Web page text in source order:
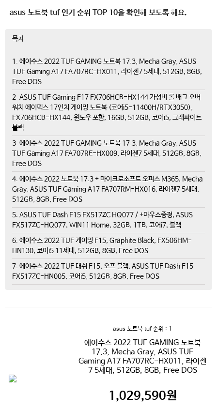
asus 노트북 tuf 인기 순위 TOP 10을 확인해 보도록 해요.
목차
1. 에이수스 2022 TUF GAMING 노트북 17.3, Mecha Gray, ASUS
TUF Gaming A17 FA707RC-HX011, 라이젠7 5세대, 512GB, 8GB,
Free DOS
2. ASUS TUF Gaming F17 FX706HCB-HX144 가성비 롤 배그 오버
워치 에이펙스 17인치 게이밍 노트북 (코어i5-11400H/RTX3050),
FX706HCB-HX144, 윈도우 포함, 16GB, 512GB, 코어i5, 그래파이트
블랙
3. 에이수스 2022 TUF GAMING 노트북 17.3, Mecha Gray, ASUS
TUF Gaming A17 FA707RE-HX009, 라이젠7 5세대, 512GB, 8GB,
Free DOS
4. 에이수스 2022 노트북 17.3 + 마이크로소프트 오피스 M365, Mecha
Gray, ASUS TUF Gaming A17 FA707RM-HX016, 라이젠7 5세대,
512GB, 8GB, Free DOS
5. ASUS TUF Dash F15 FX517ZC HQ077 / +마우스증정, ASUS
FX517ZC-HQ077, WIN11 Home, 32GB, 1TB, 코어i7, 블랙
6. 에이수스 2022 TUF 게이밍 F15, Graphite Black, FX506HM-
HN130, 코어i5 11세대, 512GB, 8GB, Free DOS
7. 에이수스 2022 TUF 대쉬 F15, 오프 블랙, ASUS TUF Dash F15
FX517ZC-HN005, 코어i5, 512GB, 8GB, Free DOS
asus 노트북 tuf순위 : 1
에이수스 2022 TUF GAMING 노트북
17.3, Mecha Gray, ASUS TUF
Gaming A17 FA707RC-HX011, 라이젠
7 5세대, 512GB, 8GB, Free DOS
1,029,590원